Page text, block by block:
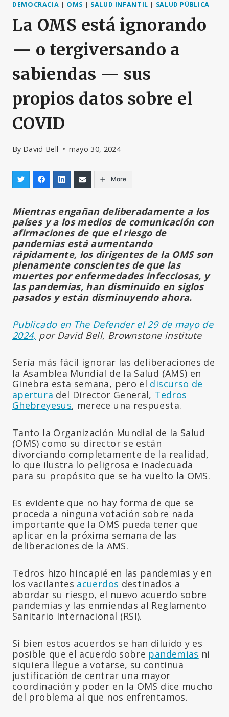
DEMOCRACIA | OMS | SALUD INFANTIL | SALUD PÚBLICA
La OMS está ignorando
— o tergiversando a
sabiendas — sus
propios datos sobre el
COVID
By David Bell mayo 30, 2024
More
Mientras engañan deliberadamente a los
países y a los medios de comunicación con
afirmaciones de que el riesgo de
pandemias está aumentando
rápidamente, los dirigentes de la OMS son
plenamente conscientes de que las
muertes por enfermedades infecciosas, y
las pandemias, han disminuido ensiglos
pasados y están disminuyendo ahora.
Publicado en The Defender el 29 de mayo de
2024, por David Bell, Brownstone institute
Sería más fácil ignorar las deliberaciones de
la Asamblea Mundial de la Salud (AMS) en
Ginebra esta semana, pero el discurso de
apertura del Director General, Tedros
Ghebreyesus, merece una respuesta.
Tanto la Organización Mundial de la Salud
(OMS) como su director se están
divorciando completamente de la realidad,
lo que ilustra lo peligrosa e inadecuada
para su propósito que se ha vuelto la OMS.
Es evidente que no hay forma de que se
proceda a ninguna votación sobre nada
importante que la OMS pueda tener que
aplicar en la próxima semana de las
deliberaciones de la AMS.
Tedros hizo hincapié en las pandemias y en
los vacilantes acuerdos destinados a
abordar su riesgo, el nuevo acuerdo sobre
pandemias y las enmiendas al Reglamento
Sanitario Internacional (RSI).
Si bien estos acuerdos se han diluido y es
posible que el acuerdo sobre pandemias ni
siquiera llegue a votarse, su continua
justificación de centrar una mayor
coordinación y poder en la OMS dice mucho
del problema al que nos enfrentamos.